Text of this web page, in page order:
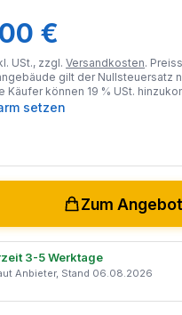
€
USt., zzgl. Versandkosten.
gilt der Nullsteuersatz
Käufer können 19 % USt.
setzen
Zum
3-5 Werktage
Anbieter, Stand 06.08.2026